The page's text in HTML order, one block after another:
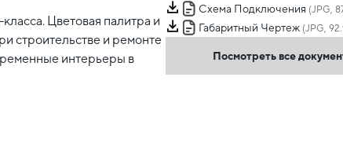
Цветовая палитра и
строительстве и ремонте
интерьеры в
Схема Подключения (JPG,
Габаритный Чертеж (JPG,
Посмотреть все